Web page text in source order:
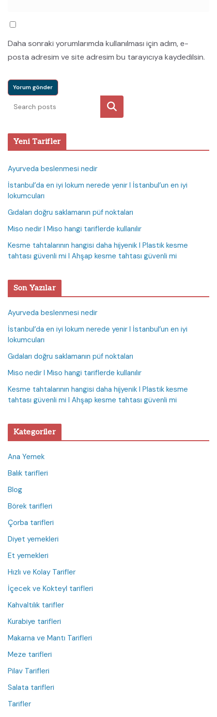
Daha sonraki yorumlarımda kullanılması için adım, e-
posta adresim ve site adresim bu tarayıcıya kaydedilsin.
Ara
Yeni Tarifler
Ayurveda beslenmesi nedir
İstanbul’da en iyi lokum nerede yenir I İstanbul’un en iyi
lokumcuları
Gıdaları doğru saklamanın püf noktaları
Miso nedir I Miso hangi tariflerde kullanılır
Kesme tahtalarının hangisi daha hijyenik I Plastik kesme
tahtası güvenli mi I Ahşap kesme tahtası güvenli mi
Son Yazılar
Ayurveda beslenmesi nedir
İstanbul’da en iyi lokum nerede yenir I İstanbul’un en iyi
lokumcuları
Gıdaları doğru saklamanın püf noktaları
Miso nedir I Miso hangi tariflerde kullanılır
Kesme tahtalarının hangisi daha hijyenik I Plastik kesme
tahtası güvenli mi I Ahşap kesme tahtası güvenli mi
Kategoriler
Ana Yemek
Balık tarifleri
Blog
Börek tarifleri
Çorba tarifleri
Diyet yemekleri
Et yemekleri
Hızlı ve Kolay Tarifler
İçecek ve Kokteyl tarifleri
Kahvaltılık tarifler
Kurabiye tarifleri
Makarna ve Mantı Tarifleri
Meze tarifleri
Pilav Tarifleri
Salata tarifleri
Tarifler